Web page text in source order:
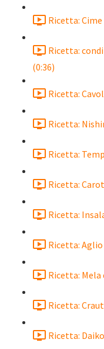
Ricetta:
Ricetta:
(0:36)
Ricetta:
Ricetta:
Ricetta:
Ricetta:
Ricetta:
Ricetta: Aglio
Ricetta: Mela
Ricetta:
Ricetta: